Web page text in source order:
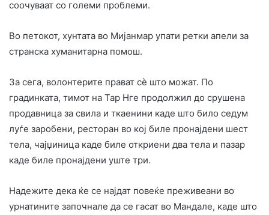
соочуваат со големи проблеми.
Во петокот, хунтата во Мијанмар упати ретки апели за
странска хуманитарна помош.
За сега, волонтерите прават сѐ што можат. По
градинката, тимот на Тар Нге продолжил до срушена
продавница за свила и ткаенини каде што било седум
луѓе заробени, ресторан во кој биле пронајдени шест
тела, чајџиница каде биле откриени два тела и пазар
каде биле пронајдени уште три.
Надежите дека ќе се најдат повеќе преживеани во
урнатините започнале да се гасат во Мандале, каде што